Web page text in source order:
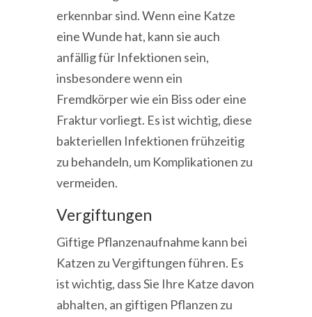
erkennbar sind. Wenn eine Katze
eine Wunde hat, kann sie auch
anfällig für Infektionen sein,
insbesondere wenn ein
Fremdkörper wie ein Biss oder eine
Fraktur vorliegt. Es ist wichtig, diese
bakteriellen Infektionen frühzeitig
zu behandeln, um Komplikationen zu
vermeiden.
Vergiftungen
Giftige Pflanzenaufnahme kann bei
Katzen zu Vergiftungen führen. Es
ist wichtig, dass Sie Ihre Katze davon
abhalten, an giftigen Pflanzen zu